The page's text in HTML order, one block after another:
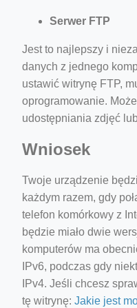
Serwer FTP
Jest to najlepszy i
danych z jednego
ustawić witrynę FTP,
oprogramowanie.
udostępniania zdjęć
Wniosek
Twoje urządzenie
każdym razem, gdy
telefon komórkowy z
będzie miało dwie
komputerów ma
IPv6, podczas gdy
IPv4. Jeśli chcesz
tę witrynę: Jakie jest